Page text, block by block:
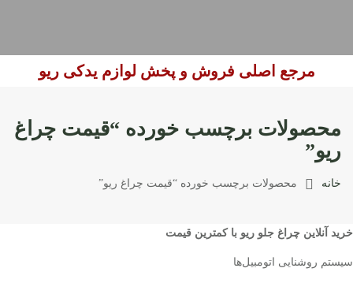
مرجع اصلی فروش و پخش لوازم یدکی ریو
محصولات برچسب خورده “قیمت چراغ
ریو”
خانه محصولات برچسب خورده “قیمت چراغ ریو”
خرید آنلاین چراغ جلو ریو با کمترین قیمت
سیستم روشنایی اتومبیل‌ها